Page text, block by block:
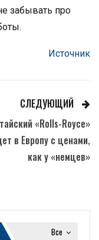
забывать про
Источник
СЛЕДУЮЩИЙ
«Rolls-Royce»
в Европу с ценами,
как у «немцев»
Все